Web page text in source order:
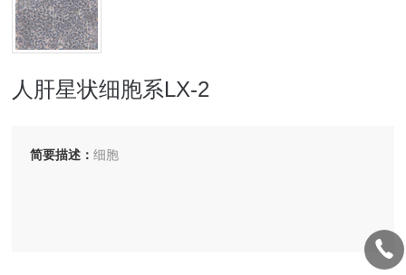
人肝星状细胞系LX-2
简要描述：细胞